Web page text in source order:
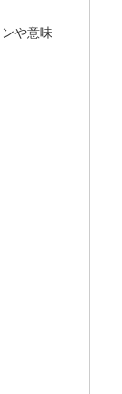
や意味